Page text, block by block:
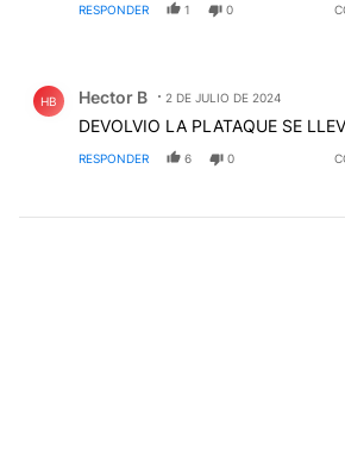
RESPONDER 1 0
HB Hector B 2 DE JULIO DE 2024
DEVOLVIO LA PLATAQUE SE
RESPONDER 6 0